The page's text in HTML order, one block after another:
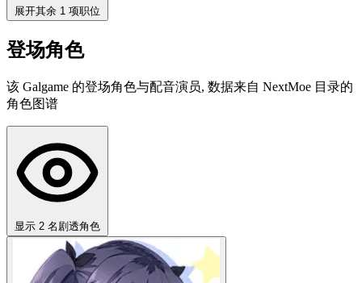
展开其余 1 项职位
登场角色
该 Galgame 的登场角色与配音演员, 数据来自 NextMoe 目录的
角色图谱
显示 2 名剧透角色